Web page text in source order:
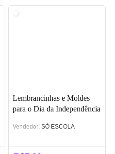
Lembrancinhas e Moldes
para o Dia da Independência
Vendedor: SÓ ESCOLA